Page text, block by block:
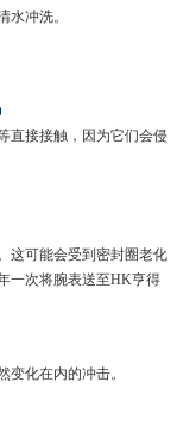
水冲洗。
直接接触，因为它们会侵
这可能会受到密封圈老化
一次将腕表送至HK亨得
变化在内的冲击。